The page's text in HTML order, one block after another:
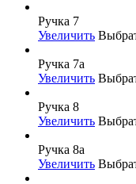
Ручка 7
Увеличить
Ручка 7а
Увеличить
Ручка 8
Увеличить
Ручка 8а
Увеличить